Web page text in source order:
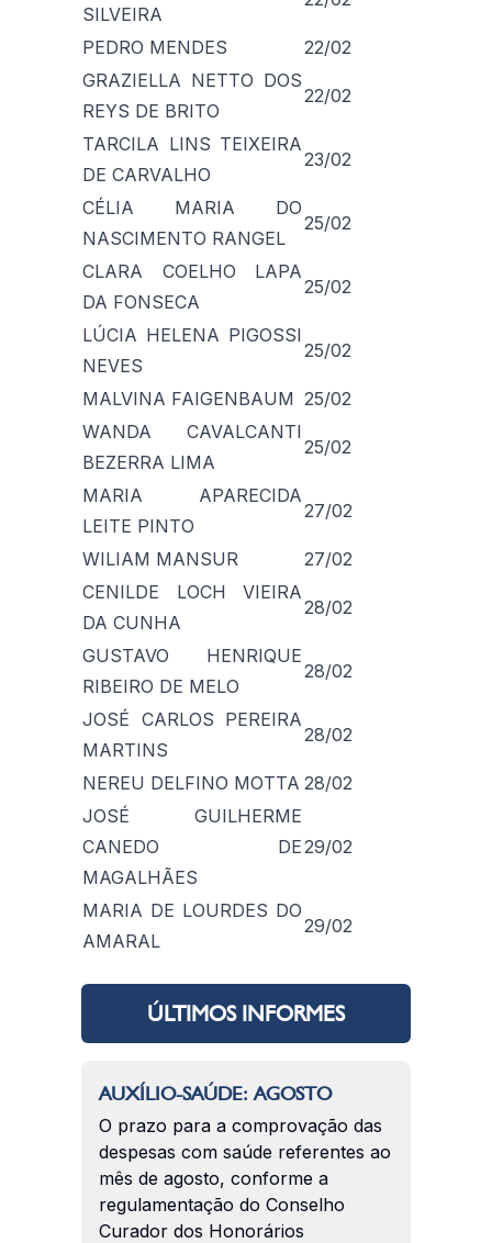
SILVEIRA
PEDRO MENDES
22/02
GRAZIELLA NETTO DOS
REYS DE BRITO
22/02
TARCILA LINS TEIXEIRA
DE CARVALHO
23/02
CÉLIA MARIA DO
NASCIMENTO RANGEL
25/02
CLARA COELHO LAPA
DA FONSECA
25/02
LÚCIA HELENA PIGOSSI
NEVES
25/02
MALVINA FAIGENBAUM 25/02
WANDA CAVALCANTI
BEZERRA LIMA
25/02
MARIA APARECIDA
LEITE PINTO
27/02
WILIAM MANSUR
27/02
CENILDE LOCH VIEIRA
DA CUNHA
28/02
GUSTAVO HENRIQUE
RIBEIRO DE MELO
28/02
JOSÉ CARLOS PEREIRA
MARTINS
28/02
NEREU DELFINO MOTTA 28/02
JOSÉ GUILHERME
CANEDO DE
MAGALHÃES
29/02
MARIA DE LOURDES DO
AMARAL
29/02
ÚLTIMOS INFORMES
AUXÍLIO-SAÚDE: AGOSTO
O prazo para a comprovação das
despesas com saúde referentes ao
mês de agosto, conforme a
regulamentação do Conselho
Curador dos Honorários